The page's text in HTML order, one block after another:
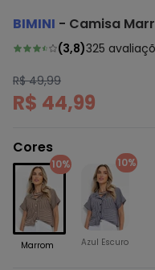
BIMINI - Camisa
(3,8)325
R$ 49,99
R$ 44,99
Cores
10%
Marrom
10%
Azul Escuro